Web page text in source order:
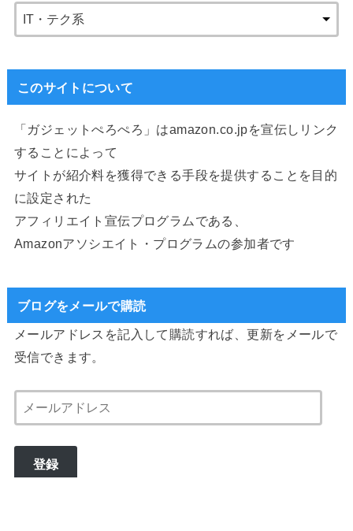
このサイトについて
「ガジェットぺろぺろ」はamazon.co.jpを宣伝しリンク
することによって
サイトが紹介料を獲得できる手段を提供することを目的
に設定された
アフィリエイト宣伝プログラムである、
Amazonアソシエイト・プログラムの参加者です
ブログをメールで購読
メールアドレスを記入して購読すれば、更新をメールで
受信できます。
ー
ル
登録